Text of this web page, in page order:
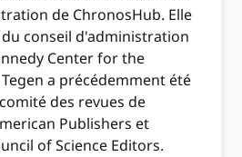
de ChronosHub. Elle
conseil d'administration
Center for the
a précédemment été
des revues de
Publishers et
of Science Editors.